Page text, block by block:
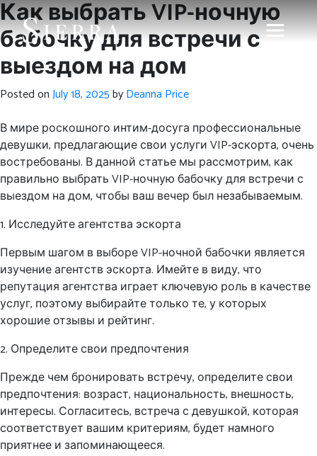
Как выбрать VIP-ночную
бабочку для встречи с
выездом на дом
Posted onJuly 18, 2025byDeanna Price
В мире роскошного интим-досуга профессиональные
девушки, предлагающие свои услуги VIP-эскорта, очень
востребованы. В данной статье мы рассмотрим, как
правильно выбрать VIP-ночную бабочку для встречи с
выездом на дом, чтобы ваш вечер был незабываемым.
1. Исследуйте агентства эскорта
Первым шагом в выборе VIP-ночной бабочки является
изучение агентств эскорта. Имейте в виду, что
репутация агентства играет ключевую роль в качестве
услуг, поэтому выбирайте только те, у которых
хорошие отзывы и рейтинг.
2. Определите свои предпочтения
Прежде чем бронировать встречу, определите свои
предпочтения: возраст, национальность, внешность,
интересы. Согласитесь, встреча с девушкой, которая
соответствует вашим критериям, будет намного
приятнее и запоминающееся.